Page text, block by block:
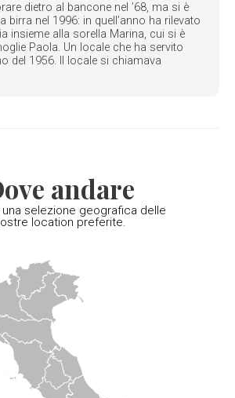
dietro al bancone nel ’68, ma si è
birra nel 1996: in quell’anno ha rilevato
insieme alla sorella Marina, cui si è
Paola. Un locale che ha servito
del 1956. Il locale si chiamava
andare
una selezione geografica delle
location preferite.